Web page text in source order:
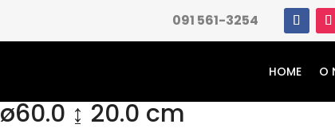
091 561-3254
HOME O
ø60.0 ↨ 20.0 cm